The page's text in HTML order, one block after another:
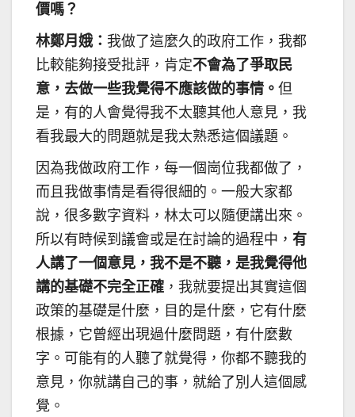
價嗎？
林鄭月娥： 我做了這麼久的政府工作，我都
比較能夠接受批評，肯定不會為了爭取民
意，去做一些我覺得不應該做的事情。 但
是，有的人會覺得我不太聽其他人意見，我
看我最大的問題就是我太熟悉這個議題。
因為我做政府工作，每一個崗位我都做了，
而且我做事情是看得很細的。一般大家都
說，很多數字資料，林太可以隨便講出來。
所以有時候到議會或是在討論的過程中， 有
人講了一個意見，我不是不聽，是我覺得他
講的基礎不完全正確 ，我就要提出其實這個
政策的基礎是什麼，目的是什麼，它有什麼
根據，它曾經出現過什麼問題，有什麼數
字。可能有的人聽了就覺得，你都不聽我的
意見，你就講自己的事，就給了別人這個感
覺。